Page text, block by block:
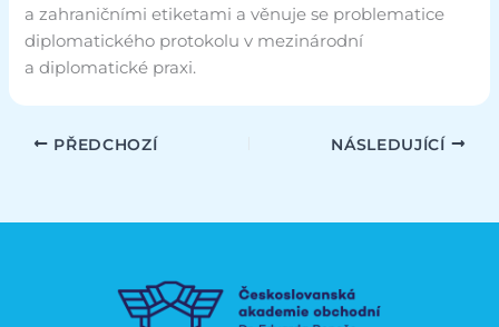
a zahraničními etiketami a věnuje se problematice
diplomatického protokolu v mezinárodní
a diplomatické praxi.
PŘEDCHOZÍ NÁSLEDUJÍCÍ